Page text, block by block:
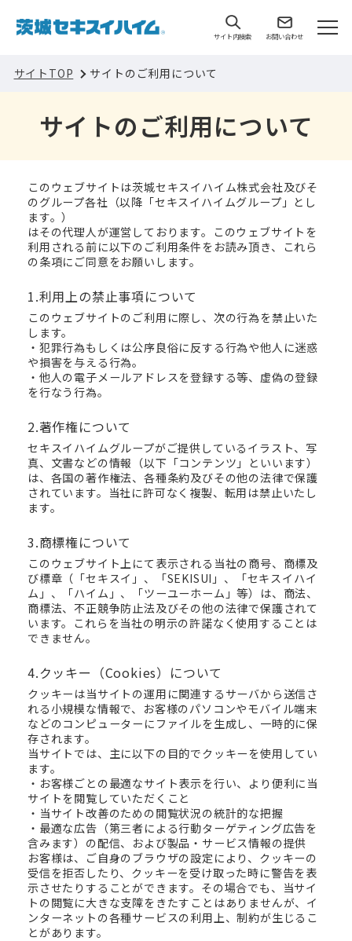
サイト内検索 お問い合わせ
サイトTOP サイトのご利用について
サイトのご利用について
このウェブサイトは茨城セキスイハイム株式会社及びそ
のグループ各社（以降「セキスイハイムグループ」とし
ます。）
はその代理人が運営しております。このウェブサイトを
利用される前に以下のご利用条件をお読み頂き、これら
の条項にご同意をお願いします。
1.利用上の禁止事項について
このウェブサイトのご利用に際し、次の行為を禁止いた
します。
・犯罪行為もしくは公序良俗に反する行為や他人に迷惑
や損害を与える行為。
・他人の電子メールアドレスを登録する等、虚偽の登録
を行なう行為。
2.著作権について
セキスイハイムグループがご提供しているイラスト、写
真、文書などの情報（以下「コンテンツ」といいます）
は、各国の著作権法、各種条約及びその他の法律で保護
されています。当社に許可なく複製、転用は禁止いたし
ます。
3.商標権について
このウェブサイト上にて表示される当社の商号、商標及
び標章（「セキスイ」、「SEKISUI」、「セキスイハイ
ム」、「ハイム」、「ツーユーホーム」等）は、商法、
商標法、不正競争防止法及びその他の法律で保護されて
います。これらを当社の明示の許諾なく使用することは
できません。
4.クッキー（Cookies）について
クッキーは当サイトの運用に関連するサーバから送信さ
れる小規模な情報で、お客様のパソコンやモバイル端末
などのコンピューターにファイルを生成し、一時的に保
存されます。
当サイトでは、主に以下の目的でクッキーを使用してい
ます。
・お客様ごとの最適なサイト表示を行い、より便利に当
サイトを閲覧していただくこと
・当サイト改善のための閲覧状況の統計的な把握
・最適な広告（第三者による行動ターゲティング広告を
含みます）の配信、および製品・サービス情報の提供
お客様は、ご自身のブラウザの設定により、クッキーの
受信を拒否したり、クッキーを受け取った時に警告を表
示させたりすることができます。その場合でも、当サイ
トの閲覧に大きな支障をきたすことはありませんが、イ
ンターネットの各種サービスの利用上、制約が生じるこ
とがあります。